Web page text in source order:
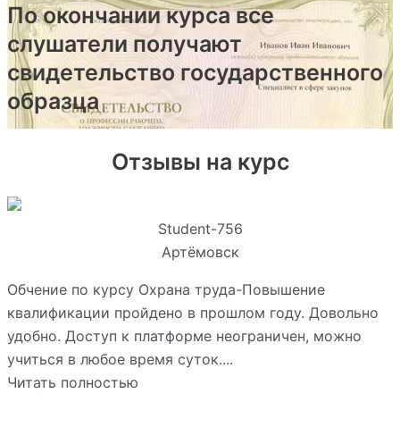
По окончании курса все
слушатели получают
свидетельство государственного
образца
Отзывы на курс
Student-756
Артёмовск
Обчение по курсу Охрана труда-Повышение
квалификации пройдено в прошлом году. Довольно
удобно. Доступ к платформе неограничен, можно
учиться в любое время суток....
Читать полностью